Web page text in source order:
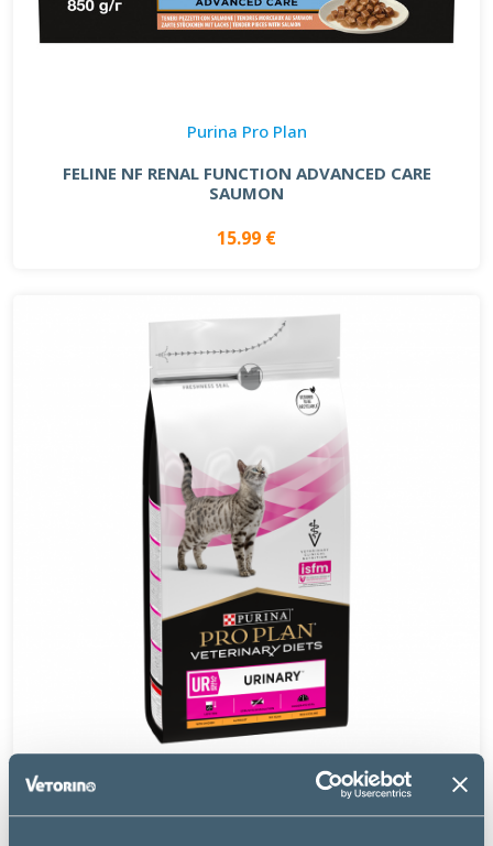
Purina Pro Plan
FELINE NF RENAL FUNCTION ADVANCED CARE
SAUMON
15.99 €